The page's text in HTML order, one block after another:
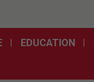
EDUCATION